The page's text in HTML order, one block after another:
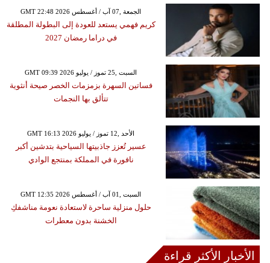
GMT 22:48 2026 الجمعة ,07 آب / أغسطس
كريم فهمي يستعد للعودة إلى البطولة المطلقة
في دراما رمضان 2027
GMT 09:39 2026 السبت ,25 تموز / يوليو
فساتين السهرة بزمزمات الخصر صيحة أنثوية
تتألق بها النجمات
GMT 16:13 2026 الأحد ,12 تموز / يوليو
عسير تُعزز جاذبيتها السياحية بتدشين أكبر
نافورة في المملكة بمنتجع الوادي
GMT 12:35 2026 السبت ,01 آب / أغسطس
حلول منزلية ساحرة لاستعادة نعومة مناشفكِ
الخشنة بدون معطرات
الأخبار الأكثر قراءة